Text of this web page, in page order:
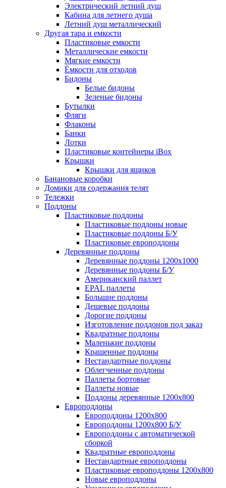
Электрический летний душ
Кабина для летнего душа
Летний душ металлический
Другая тара и емкости
Пластиковые емкости
Металлические емкости
Мягкие емкости
Ёмкости для отходов
Бидоны
Белые бидоны
Зеленые бидоны
Бутылки
Фляги
Флаконы
Банки
Лотки
Пластиковые контейнеры iBox
Крышки
Крышки для ящиков
Банановые коробки
Домики для содержания телят
Тележки
Поддоны
Пластиковые поддоны
Пластиковые поддоны новые
Пластиковые поддоны Б/У
Пластиковые европоддоны
Деревянные поддоны
Деревянные поддоны 1200х1000
Деревянные поддоны Б/У
Американский паллет
EPAL паллеты
Большие поддоны
Дешевые поддоны
Дорогие поддоны
Изготовление поддонов под заказ
Квадратные поддоны
Маленькие поддоны
Крашенные поддоны
Нестандартные поддоны
Облегченные поддоны
Паллеты бортовые
Паллеты новые
Поддоны деревянные 1200х800
Европоддоны
Европоддоны 1200х800
Европоддоны 1200х800 Б/У
Европоддоны с автоматической
сборкой
Квадратные европоддоны
Нестандартные европоддоны
Пластиковые европоддоны 1200х800
Новые европоддоны